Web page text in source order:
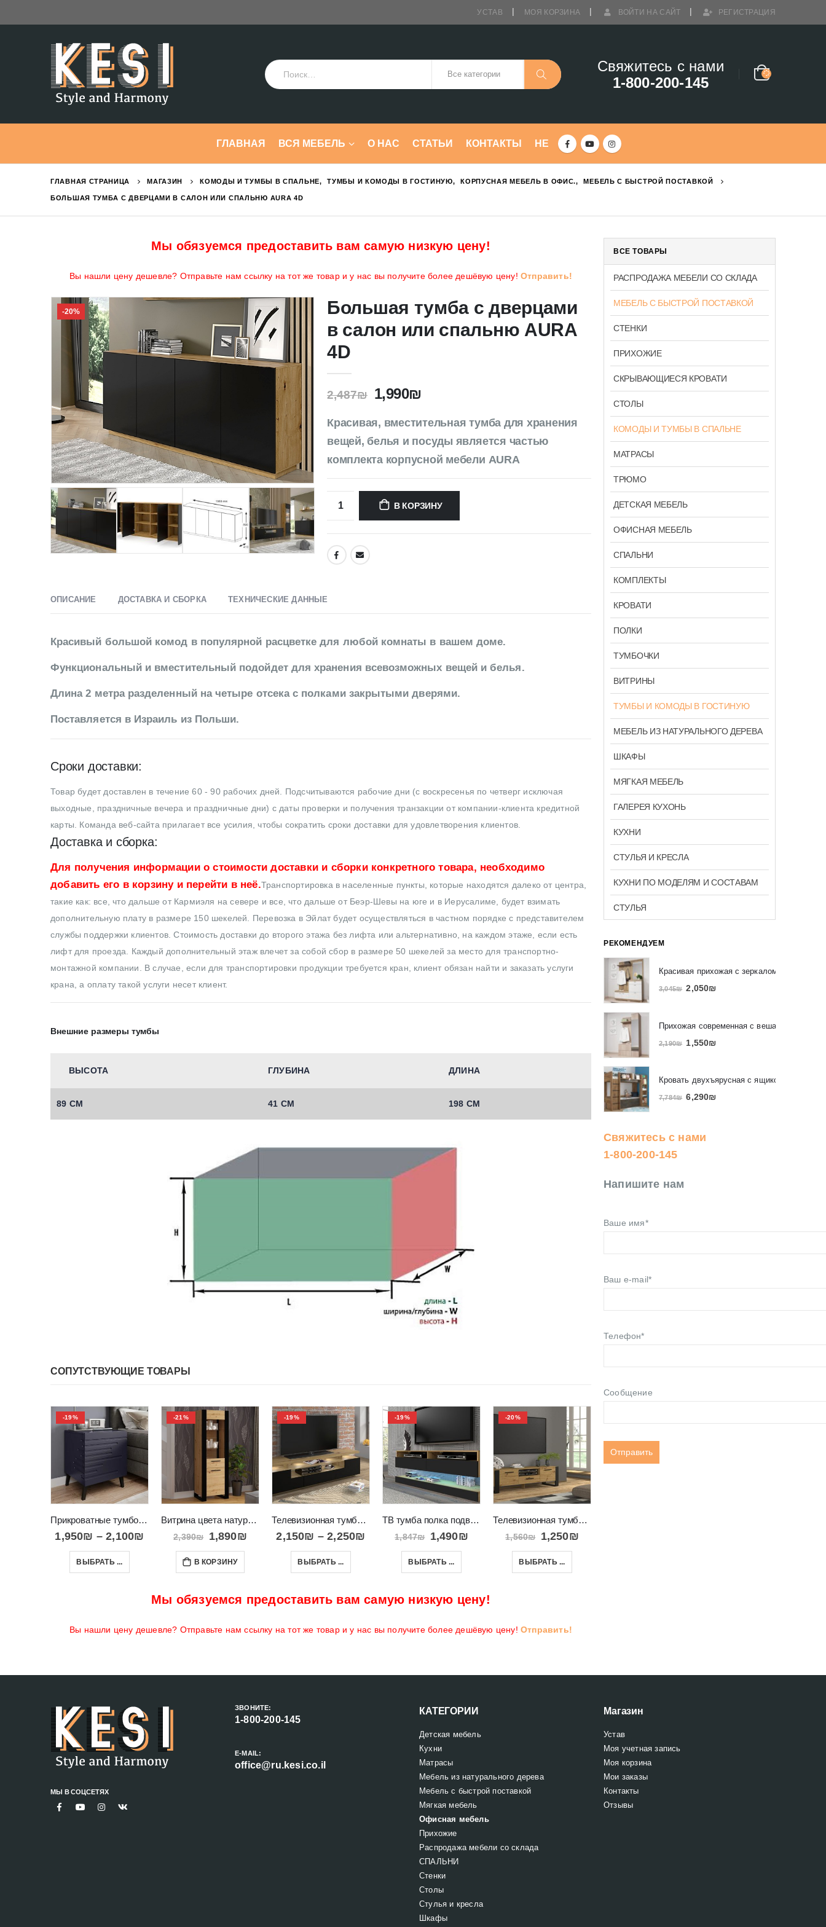
УСТАВ МОЯ КОРЗИНА ВОЙТИ НА САЙТ РЕГИСТРАЦИЯ
Свяжитесь с нами
1-800-200-145
ГЛАВНАЯ ВСЯ МЕБЕЛЬ О НАС СТАТЬИ КОНТАКТЫ HE
ГЛАВНАЯ СТРАНИЦА МАГАЗИН КОМОДЫ И ТУМБЫ В СПАЛЬНЕ, ТУМБЫ И КОМОДЫ В ГОСТИНУЮ, КОРПУСНАЯ МЕБЕЛЬ В ОФИС., МЕБЕЛЬ С БЫСТРОЙ ПОСТАВКОЙ
БОЛЬШАЯ ТУМБА С ДВЕРЦАМИ В САЛОН ИЛИ СПАЛЬНЮ AURA 4D
Мы обязуемся предоставить вам самую низкую цену!
Вы нашли цену дешевле? Отправьте нам ссылку на тот же товар и у нас вы получите более дешёвую цену! Отправить!
-20%
Большая тумба с дверцами
в салон или спальню AURA
4D
2,487₪ 1,990₪
Красивая, вместительная тумба для хранения
вещей, белья и посуды является частью
комплекта корпусной мебели AURA
В КОРЗИНУ
ОПИСАНИЕ ДОСТАВКА И СБОРКА ТЕХНИЧЕСКИЕ ДАННЫЕ
Красивый большой комод в популярной расцветке для любой комнаты в вашем доме.
Функциональный и вместительный подойдет для хранения всевозможных вещей и белья.
Длина 2 метра разделенный на четыре отсека с полками закрытыми дверями.
Поставляется в Израиль из Польши.
Сроки доставки:
Товар будет доставлен в течение 60 - 90 рабочих дней. Подсчитываются рабочие дни (с воскресенья по четверг исключая
выходные, праздничные вечера и праздничные дни) с даты проверки и получения транзакции от компании-клиента кредитной
карты. Команда веб-сайта прилагает все усилия, чтобы сократить сроки доставки для удовлетворения клиентов.
Доставка и сборка:
Для получения информации о стоимости доставки и сборки конкретного товара, необходимо
добавить его в корзину и перейти в неё.Транспортировка в населенные пункты, которые находятся далеко от центра,
такие как: все, что дальше от Кармиэля на севере и все, что дальше от Беэр-Шевы на юге и в Иерусалиме, будет взимать
дополнительную плату в размере 150 шекелей. Перевозка в Эйлат будет осуществляться в частном порядке с представителем
службы поддержки клиентов. Стоимость доставки до второго этажа без лифта или альтернативно, на каждом этаже, если есть
лифт для проезда. Каждый дополнительный этаж влечет за собой сбор в размере 50 шекелей за место для транспортно-
монтажной компании. В случае, если для транспортировки продукции требуется кран, клиент обязан найти и заказать услуги
крана, а оплату такой услуги несет клиент.
Внешние размеры тумбы
ВЫСОТА ГЛУБИНА ДЛИНА
89 СМ 41 СМ 198 СМ
СОПУТСТВУЮЩИЕ ТОВАРЫ
-19%
Прикроватные тумбочки в современном стиле на высоких ногах COVA
1,950₪ –2,100₪
ВЫБРАТЬ ...
-21%
Витрина цвета натурального дерева на ножках NUKA E
2,390₪ 1,890₪
В КОРЗИНУ
-19%
Телевизионная тумба с подставкой и местом для консолей Eva 180
2,150₪ –2,250₪
ВЫБРАТЬ ...
-19%
ТВ тумба полка подвесная с ящиками и платформой DUO 160
1,847₪ 1,490₪
ВЫБРАТЬ ...
-20%
Телевизионная тумба RTV Nuka 160 с черными ножками
1,560₪ 1,250₪
ВЫБРАТЬ ...
Мы обязуемся предоставить вам самую низкую цену!
Вы нашли цену дешевле? Отправьте нам ссылку на тот же товар и у нас вы получите более дешёвую цену! Отправить!
ВСЕ ТОВАРЫ
РАСПРОДАЖА МЕБЕЛИ СО СКЛАДА
МЕБЕЛЬ С БЫСТРОЙ ПОСТАВКОЙ
СТЕНКИ
ПРИХОЖИЕ
СКРЫВАЮЩИЕСЯ КРОВАТИ
СТОЛЫ
КОМОДЫ И ТУМБЫ В СПАЛЬНЕ
МАТРАСЫ
ТРЮМО
ДЕТСКАЯ МЕБЕЛЬ
ОФИСНАЯ МЕБЕЛЬ
СПАЛЬНИ
КОМПЛЕКТЫ
КРОВАТИ
ПОЛКИ
ТУМБОЧКИ
ВИТРИНЫ
ТУМБЫ И КОМОДЫ В ГОСТИНУЮ
МЕБЕЛЬ ИЗ НАТУРАЛЬНОГО ДЕРЕВА
ШКАФЫ
МЯГКАЯ МЕБЕЛЬ
ГАЛЕРЕЯ КУХОНЬ
КУХНИ
СТУЛЬЯ И КРЕСЛА
КУХНИ ПО МОДЕЛЯМ И СОСТАВАМ
СТУЛЬЯ
РЕКОМЕНДУЕМ
Красивая прихожая с зеркалом и вешалкой
3,045₪ 2,050₪
Прихожая современная с вешалкой и
2,190₪ 1,550₪
Кровать двухъярусная с ящиком и
7,784₪ 6,290₪
Свяжитесь с нами
1-800-200-145
Напишите нам
Ваше имя*
Ваш e-mail*
Телефон*
Сообщение
МЫ В СОЦСЕТЯХ
ЗВОНИТЕ:
1-800-200-145
E-MAIL:
office@ru.kesi.co.il
КАТЕГОРИИ
Детская мебель
Кухни
Матрасы
Мебель из натурального дерева
Мебель с быстрой поставкой
Мягкая мебель
Офисная мебель
Прихожие
Распродажа мебели со склада
СПАЛЬНИ
Стенки
Столы
Стулья и кресла
Шкафы
Магазин
Устав
Моя учетная запись
Моя корзина
Мои заказы
Контакты
Отзывы